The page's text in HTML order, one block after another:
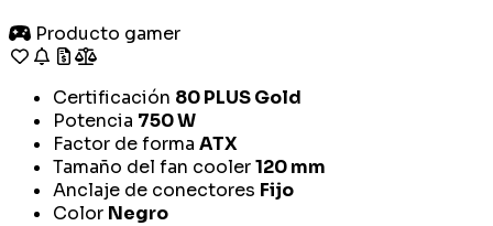
Producto gamer
Certificación 80 PLUS Gold
Potencia 750 W
Factor de forma ATX
Tamaño del fan cooler120 mm
Anclaje de conectores Fijo
Color Negro